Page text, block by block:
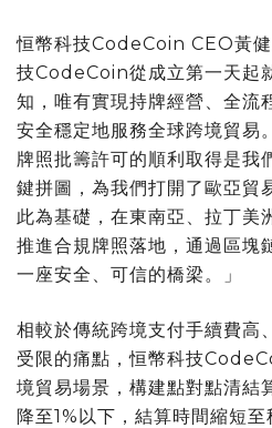
恒幣科技CodeCoin CEO黃
技CodeCoin從成立第一天起
知，唯有實現持牌經營、全流
安全穩定地服務全球跨境貿易
牌照批籌許可的順利取得是我
鍵拼圖，為我們打開了歐亞貿
此為基礎，在東南亞、拉丁美
推進合規牌照落地，通過區塊
一座安全、可信的橋梁。」
相較於傳統跨境支付手續費高
受限的痛點，恒幣科技
境貿易場景，構建點對點清結
降至1%以下，結算時間縮短至